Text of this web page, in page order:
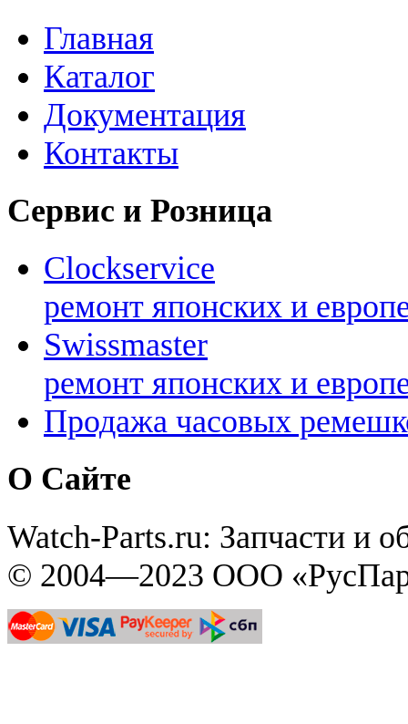
Главная
Каталог
Документация
Контакты
Сервис и Розница
Clockservice
ремонт японских и
Swissmaster
ремонт японских и
Продажа часовых
О Сайте
Watch-Parts.ru: Запчасти и
© 2004—2023 ООО